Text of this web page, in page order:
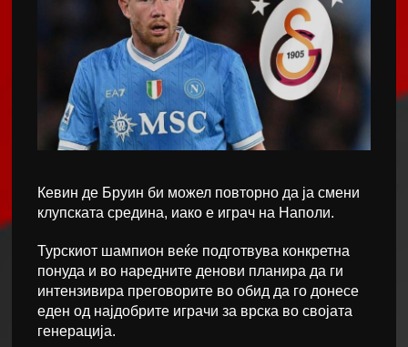
Кевин де Бруин би можел повторно да ја смени
клупската средина, иако е играч на Наполи.
Турскиот шампион веќе подготвува конкретна
понуда и во наредните денови планира да ги
интензивира преговорите во обид да го донесе
еден од најдобрите играчи за врска во својата
генерација.